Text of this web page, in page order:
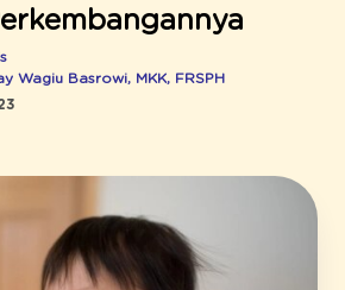
Wagiu Basrowi, MKK, FRSPH